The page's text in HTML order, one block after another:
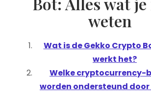
weten
Wat is de Gekko Crypto
werkt het?
Welke cryptocurrency-
worden ondersteund door